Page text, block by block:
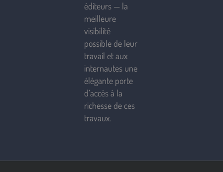
éditeurs — la
meilleure
visibilité
possible de leur
travail et aux
internautes une
élégante porte
d’accès à la
richesse de ces
travaux.